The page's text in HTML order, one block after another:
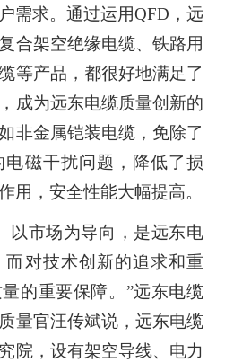
需求。通过运用QFD，远
合架空绝缘电缆、铁路用
等产品，都很好地满足了
成为远东电缆质量创新的
非金属铠装电缆，免除了
磁干扰问题，降低了损
用，安全性能大幅提高。
市场为导向，是远东电
对技术创新的追求和重
的重要保障。”远东电缆
量官汪传斌说，远东电缆
院，设有架空导线、电力